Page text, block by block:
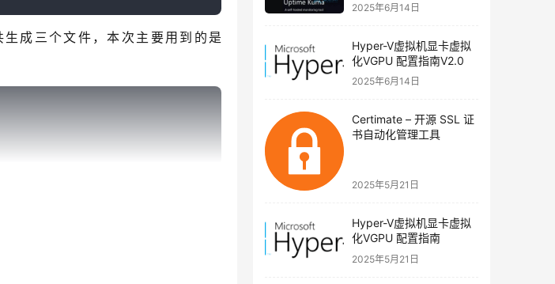
成三个文件，本次主要用到的是
入服务器密码。
2025年6月14日
Hyper-V虚拟机显卡虚拟
化VGPU 配置指南V2.0
2025年6月14日
Certimate – 开源 SSL 证
书自动化管理工具
2025年5月21日
Hyper-V虚拟机显卡虚拟
化VGPU 配置指南
2025年5月21日